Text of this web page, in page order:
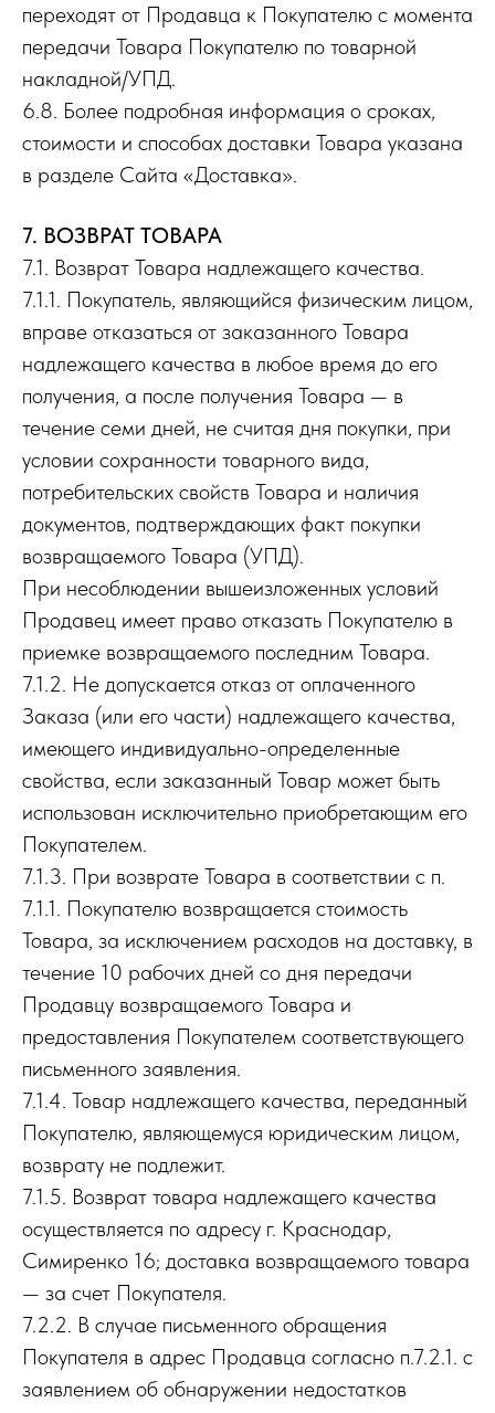
переходят от Продавца к Покупателю с момента
передачи Товара Покупателю по товарной
накладной/УПД.
6.8. Более подробная информация о сроках,
стоимости и способах доставки Товара указана
в разделе Сайта «Доставка».
7. ВОЗВРАТ ТОВАРА
7.1. Возврат Товара надлежащего качества.
7.1.1. Покупатель, являющийся физическим лицом,
вправе отказаться от заказанного Товара
надлежащего качества в любое время до его
получения, а после получения Товара — в
течение семи дней, не считая дня покупки, при
условии сохранности товарного вида,
потребительских свойств Товара и наличия
документов, подтверждающих факт покупки
возвращаемого Товара (УПД).
При несоблюдении вышеизложенных условий
Продавец имеет право отказать Покупателю в
приемке возвращаемого последним Товара.
7.1.2. Не допускается отказ от оплаченного
Заказа (или его части) надлежащего качества,
имеющего индивидуально-определенные
свойства, если заказанный Товар может быть
использован исключительно приобретающим его
Покупателем.
7.1.3. При возврате Товара в соответствии с п.
7.1.1. Покупателю возвращается стоимость
Товара, за исключением расходов на доставку, в
течение 10 рабочих дней со дня передачи
Продавцу возвращаемого Товара и
предоставления Покупателем соответствующего
письменного заявления.
7.1.4. Товар надлежащего качества, переданный
Покупателю, являющемуся юридическим лицом,
возврату не подлежит.
7.1.5. Возврат товара надлежащего качества
осуществляется по адресу г. Краснодар,
Симиренко 16; доставка возвращаемого товара
— за счет Покупателя.
7.2.2. В случае письменного обращения
Покупателя в адрес Продавца согласно п.7.2.1. с
заявлением об обнаружении недостатков